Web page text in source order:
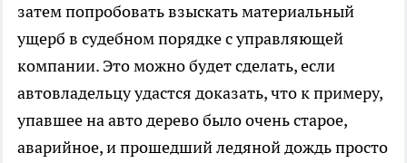
затем попробовать взыскать материальный
ущерб в судебном порядке с управляющей
компании. Это можно будет сделать, если
автовладельцу удастся доказать, что к примеру,
упавшее на авто дерево было очень старое,
аварийное, и прошедший ледяной дождь просто